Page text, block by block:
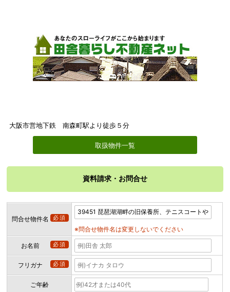
大阪市営地下鉄 南森町駅より徒歩５分
取扱物件一覧
資料請求・お問合せ
問合せ物件名 必須
※問合せ物件名は変更しないでください
お名前 必須
フリガナ 必須
ご年齢